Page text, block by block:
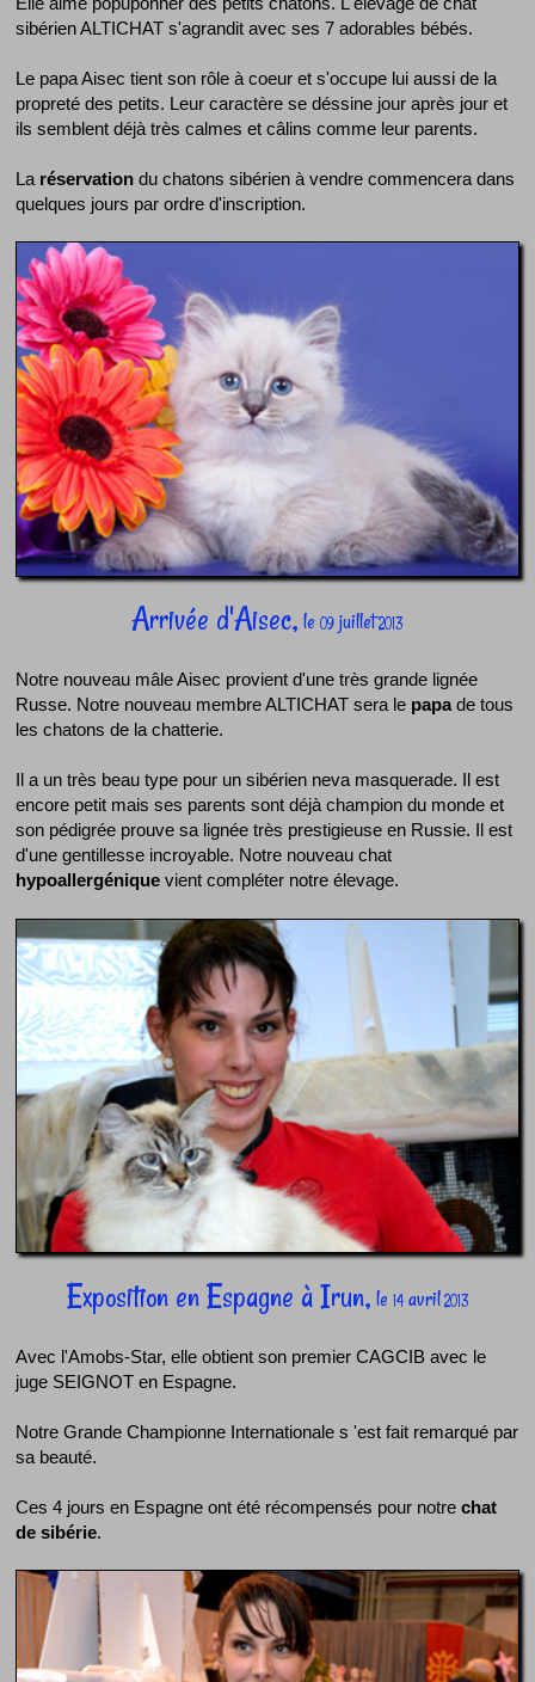
sibérien ALTICHAT s'agrandit avec ses 7 adorables bébés.
Le papa Aisec tient son rôle à coeur et s'occupe lui aussi de la
propreté des petits. Leur caractère se déssine jour après jour et
ils semblent déjà très calmes et câlins comme leur parents.
La réservation du chatons sibérien à vendre commencera dans
quelques jours par ordre d'inscription.
Arrivée d'Aisec, le09 juillet2013
Notre nouveau mâle Aisec provient d'une très grande lignée
Russe. Notre nouveau membre ALTICHAT sera le papade tous
les chatons de la chatterie.
Il a un très beau type pour un sibérien neva masquerade. Il est
encore petit mais ses parents sont déjà champion du monde et
son pédigrée prouve sa lignée très prestigieuse en Russie. Il est
d'une gentillesse incroyable. Notre nouveau chat
hypoallergénique vient compléter notre élevage.
Exposition en Espagne à Irun, le 14avril2013
Avec l'Amobs-Star, elle obtient son premier CAGCIB avec le
juge SEIGNOT en Espagne.
Notre Grande Championne Internationale s 'est fait remarqué par
sa beauté.
Ces 4 jours en Espagne ont été récompensés pour notrechat
de sibérie.